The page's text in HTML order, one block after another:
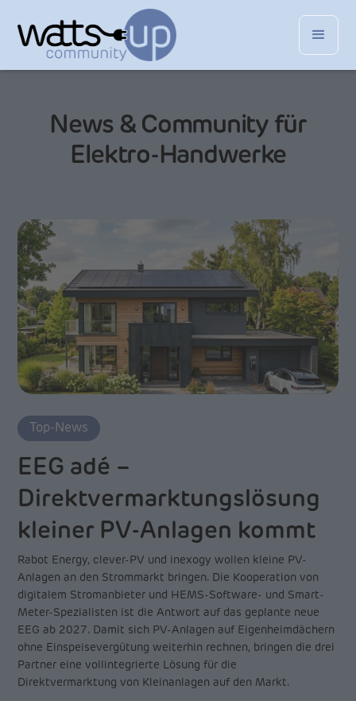
News & Community für
Elektro-Handwerke
EEG adé –
Direktvermarktungslösung
kleiner PV-Anlagen kommt
Rabot Energy, clever-PV und inexogy wollen kleine PV-
Anlagen an den Strommarkt bringen. Die Kooperation von
digitalem Stromanbieter und HEMS-Software- und Smart-
Meter-Spezialisten ist die Antwort auf das geplante neue
EEG ab 2027. Damit sich PV-Anlagen auf Eigenheimdächern
ohne Einspeisevergütung weiterhin rechnen, bringen die drei
Partner eine vollintegrierte Lösung für die
Direktvermarktung von Kleinanlagen auf den Markt.
Top-News